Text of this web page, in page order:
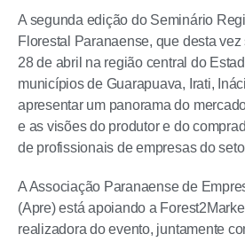
A segunda edição do Seminário
Florestal Paranaense, que desta
28 de abril na região central do
municípios de Guarapuava, Irati,
apresentar um panorama do
e as visões do produtor e do
de profissionais de empresas do
A Associação Paranaense de
(Apre) está apoiando a
realizadora do evento, juntamente